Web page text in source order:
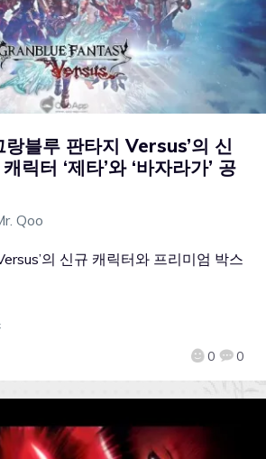
블루 판타지 Versus’의 신
릭터 ‘제타’와 ‘바자라가’ 공
Qoo
0 0
의 신규 캐릭터와 프리미엄 박스